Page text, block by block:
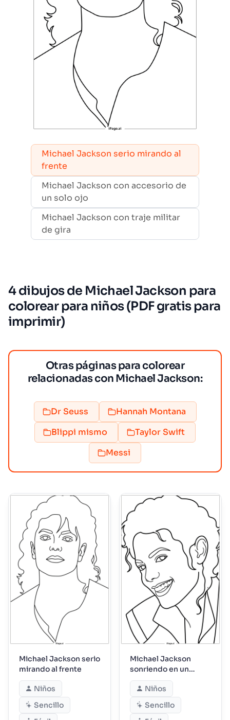
Michael Jackson serio mirando al
frente
Michael Jackson con accesorio de
un solo ojo
Michael Jackson con traje militar
de gira
4 dibujos de Michael Jackson para
colorear para niños (PDF gratis para
imprimir)
Otras páginas para colorear
relacionadas con Michael Jackson:
Dr Seuss
Hannah Montana
Blippi mismo
Taylor Swift
Messi
Michael Jackson serio
mirando al frente
Niños
Sencillo
Michael Jackson
sonriendo en un
momento amistoso
entre bastidores
Niños
Sencillo